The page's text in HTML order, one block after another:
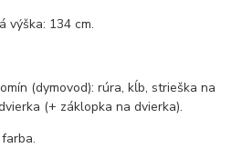
výška: 134 cm.
(dymovod): rúra, kĺb, strieška na
(+ záklopka na dvierka).